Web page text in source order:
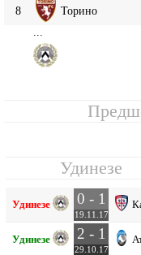
8 Торино
Удинезе
Удинезе 0 - 1
19.11.17
Удинезе 2 - 1
29.10.17